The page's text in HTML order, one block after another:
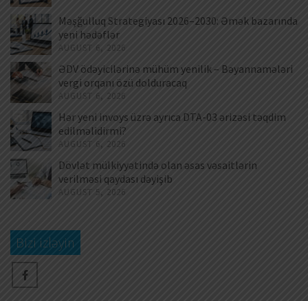
Məşğulluq Strategiyası 2026–2030: Əmək bazarında
yeni hədəflər
AUGUST 6, 2026
ƏDV ödəyicilərinə mühüm yenilik – Bəyannamələri
vergi orqanı özü dolduracaq
AUGUST 6, 2026
Hər yeni invoys üzrə ayrıca DTA-03 ərizəsi təqdim
edilməlidirmi?
AUGUST 6, 2026
Dövlət mülkiyyətində olan əsas vəsaitlərin
verilməsi qaydası dəyişib
AUGUST 5, 2026
Bizi izləyin